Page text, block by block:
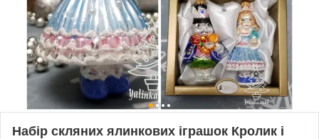
Набір скляних ялинкових іграшок Кролик і